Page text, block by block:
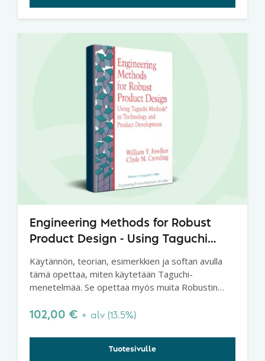
Engineering Methods for Robust
Product Design - Using Taguchi
Development
Käytännön, teorian, esimerkkien ja softan avulla
tämä opettaa, miten käytetään Taguchi-
menetelmää. Se opettaa myös muita Robustin
prosessin optimointiin ja paremman tuotannon
102,00 € + alv (13.5%)
Tuotesivulle